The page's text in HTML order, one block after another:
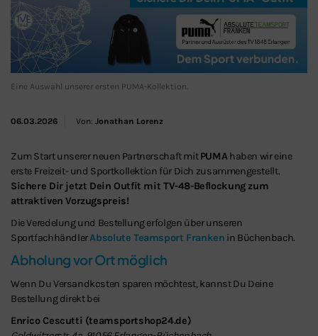
Eine Auswahl unserer ersten PUMA-Kollektion.
06.03.2026 Von: Jonathan Lorenz
Zum Start unserer neuen Partnerschaft mitPUMAhaben wir eine
erste Freizeit- und Sportkollektion für Dich zusammengestellt.
Sichere Dir jetzt Dein Outfit mit TV-48-Beflockung zum
attraktiven Vorzugspreis!
Die Veredelung und Bestellung erfolgen über unseren
SportfachhändlerAbsolute Teamsport Franken in Büchenbach.
Abholung vor Ort möglich
Wenn Du Versandkosten sparen möchtest, kannst Du Deine
Bestellung direkt bei
Enrico Cescutti (teamsportshop24.de)